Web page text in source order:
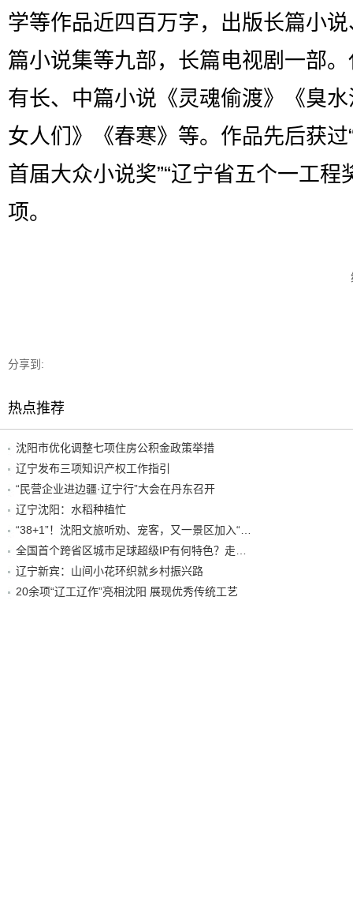
学等作品近四百万字，出版长篇小
篇小说集等九部，长篇电视剧一部
有长、中篇小说《灵魂偷渡》《臭
女人们》《春寒》等。作品先后获过
首届大众小说奖”“辽宁省五个一工程
项。
分享到:
热点推荐
沈阳市优化调整七项住房公积金政策举措
辽宁发布三项知识产权工作指引
“民营企业进边疆·辽宁行”大会在丹东召开
辽宁沈阳：水稻种植忙
辽宁新宾：山间小花环织就乡村振兴路
20余项“辽工辽作”亮相沈阳 展现优秀传统工艺